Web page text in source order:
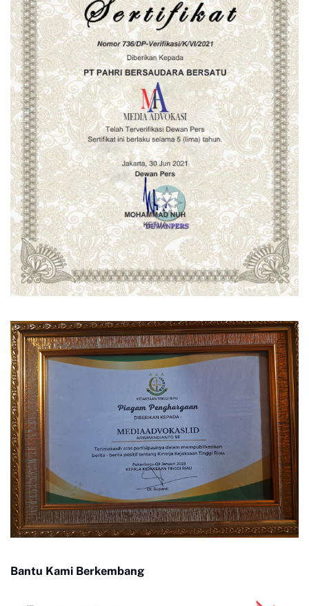
Bantu Kami Berkembang